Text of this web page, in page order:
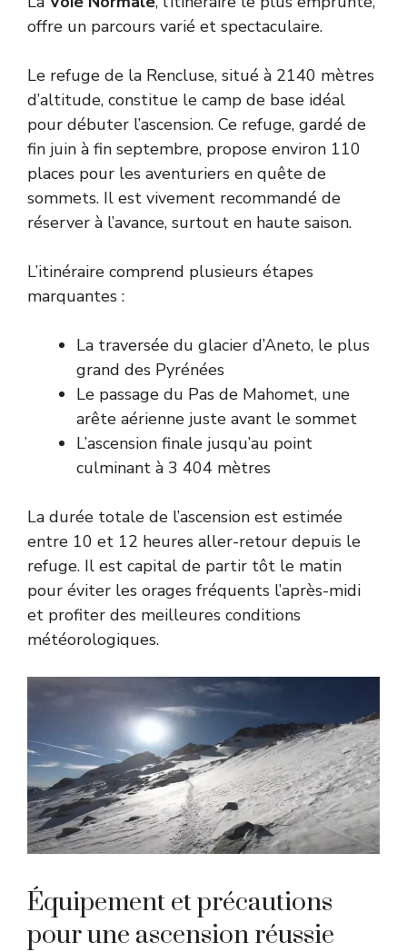
offre un parcours varié et spectaculaire.
Le refuge de la Rencluse, situé à 2140 mètres
d’altitude, constitue le camp de base idéal
pour débuter l’ascension. Ce refuge, gardé de
fin juin à fin septembre, propose environ 110
places pour les aventuriers en quête de
sommets. Il est vivement recommandé de
réserver à l’avance, surtout en haute saison.
L’itinéraire comprend plusieurs étapes
marquantes :
La traversée du glacier d’Aneto, le plus
grand des Pyrénées
Le passage du Pas de Mahomet, une
arête aérienne juste avant le sommet
L’ascension finale jusqu’au point
culminant à 3 404 mètres
La durée totale de l’ascension est estimée
entre 10 et 12 heures aller-retour depuis le
refuge. Il est capital de partir tôt le matin
pour éviter les orages fréquents l’après-midi
et profiter des meilleures conditions
météorologiques.
Équipement et précautions
pour une ascension réussie